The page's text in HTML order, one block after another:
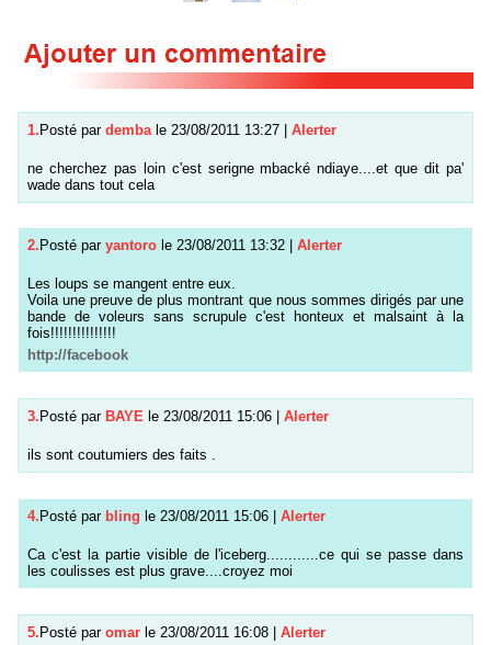
1.Posté par demba le 23/08/2011 13:27 | Alerter
ne cherchez pas loin c'est serigne mbacké ndiaye....et que dit pa'
wade dans tout cela
2. Posté par yantoro le 23/08/2011 13:32 Alerter
Les loups se mangent entre eux.
Voila une preuve de plus montrant que nous sommes dirigés par une
bande de voleurs sans scrupule c'est honteux et malsaint à la
fois!!!!!!!!!!!!!!!
http://facebook
3. Posté par BAYE le 23/08/2011 15:06 Alerter
ils sont coutumiers des faits .
4. Posté par bling le 23/08/2011 15:06 Alerter
Ca c'est la partie visible de l'iceberg............ce qui se passe dans
les coulisses est plus grave....croyez moi
5.Posté par omar le 23/08/2011 16:08 | Alerter